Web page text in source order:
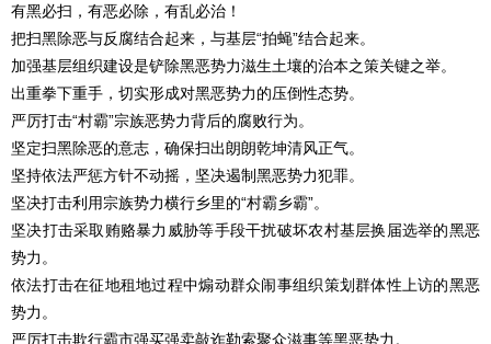
有黑必扫，有恶必除，有乱必治！
把扫黑除恶与反腐结合起来，与基层“拍蝇”结合起来。
加强基层组织建设是铲除黑恶势力滋生土壤的治本之策关键之举。
出重拳下重手，切实形成对黑恶势力的压倒性态势。
严厉打击“村霸”宗族恶势力背后的腐败行为。
坚定扫黑除恶的意志，确保扫出朗朗乾坤清风正气。
坚持依法严惩方针不动摇，坚决遏制黑恶势力犯罪。
坚决打击利用宗族势力横行乡里的“村霸乡霸”。
坚决打击采取贿赂暴力威胁等手段干扰破坏农村基层换届选举的黑恶
势力。
依法打击在征地租地过程中煽动群众闹事组织策划群体性上访的黑恶
势力。
严厉打击欺行霸市强买强卖敲诈勒索聚众滋事等黑恶势力。